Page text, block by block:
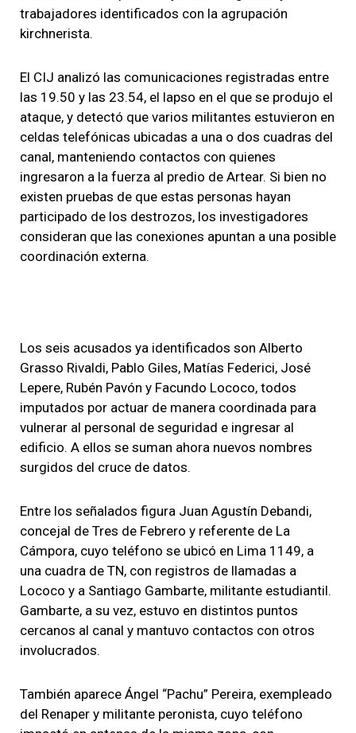
trabajadores identificados con la agrupación
kirchnerista.
El CIJ analizó las comunicaciones registradas entre
las 19.50 y las 23.54, el lapso en el que se produjo el
ataque, y detectó que varios militantes estuvieron en
celdas telefónicas ubicadas a una o dos cuadras del
canal, manteniendo contactos con quienes
ingresaron a la fuerza al predio de Artear. Si bien no
existen pruebas de que estas personas hayan
participado de los destrozos, los investigadores
consideran que las conexiones apuntan a una posible
coordinación externa.
Los seis acusados ya identificados son Alberto
Grasso Rivaldi, Pablo Giles, Matías Federici, José
Lepere, Rubén Pavón y Facundo Lococo, todos
imputados por actuar de manera coordinada para
vulnerar al personal de seguridad e ingresar al
edificio. A ellos se suman ahora nuevos nombres
surgidos del cruce de datos.
Entre los señalados figura Juan Agustín Debandi,
concejal de Tres de Febrero y referente de La
Cámpora, cuyo teléfono se ubicó en Lima 1149, a
una cuadra de TN, con registros de llamadas a
Lococo y a Santiago Gambarte, militante estudiantil.
Gambarte, a su vez, estuvo en distintos puntos
cercanos al canal y mantuvo contactos con otros
involucrados.
También aparece Ángel “Pachu” Pereira, exempleado
del Renaper y militante peronista, cuyo teléfono